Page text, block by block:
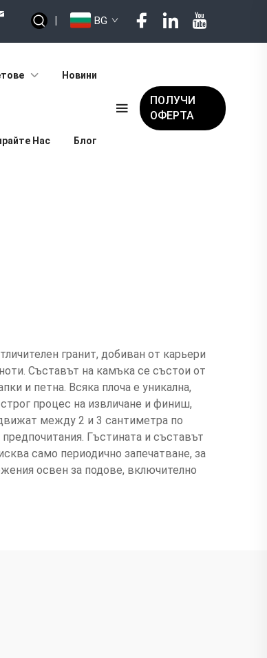
| BG
Новини
Нас Блог
ПОЛУЧИ
ОФЕРТА
гранит, добиван от карьери
Съставът на камъка се състои от
и петна. Всяка плоча е уникална,
процес на извличане и финиш,
между 2 и 3 сантиметра по
Гъстината и съставът
само периодично запечатване, за
освен за подове, включително